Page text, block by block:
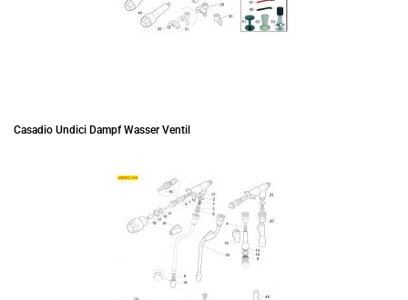
Casadio Undici Dampf Wasser Ventil